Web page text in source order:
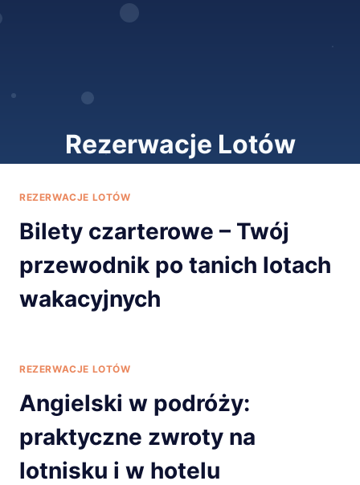
Rezerwacje Lotów
REZERWACJE LOTÓW
Bilety czarterowe – Twój
przewodnik po tanich lotach
wakacyjnych
REZERWACJE LOTÓW
Angielski w podróży:
praktyczne zwroty na
lotnisku i w hotelu